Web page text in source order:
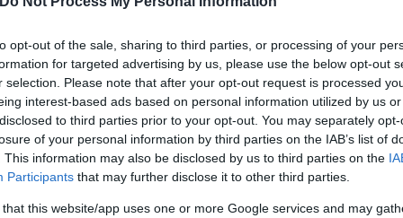
opt-out of the sale, sharing to third parties, or processing of your
for targeted advertising by us, please use the below opt-out
selection. Please note that after your opt-out request is processed
interest-based ads based on personal information utilized by us
to third parties prior to your opt-out. You may separately
of your personal information by third parties on the IAB’s list of
This information may also be disclosed by us to third parties on the
Participants that may further disclose it to other third parties.
that this website/app uses one or more Google services and may
τη στιγμή είναι αγκυροβολημένο, δεν
αμπάρι. Για την πρόληψη μιας περιβαλλοντικής
και φορείς να συνεργάζονται στενά.
να διευκολύνει μια νέα επιχείρηση διάσωσης τις
πλοία που θα ρυμουλκήσουν το πλοίο σε